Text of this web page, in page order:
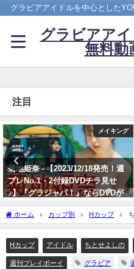
グラビアアイドルを中心とした
グラビアア
無料動
注目
4K UPSCALING CLUB
今田美桜【4K】（2022年09月14
日） | 4K UPSCALING CLUBさん
より
ホーム カップ別 Hカップ
週プレ激推し！グラドルYouTuber②
Channel【集英社 週刊プレイボーイ公式
Hカップ アイドル ちとせよしの
週刊プレイボーイ グラビア